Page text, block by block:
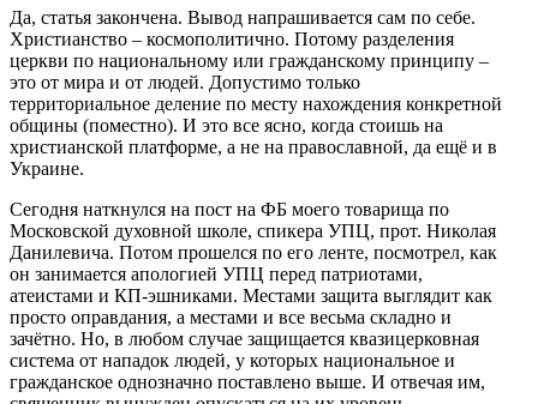
Да, статья закончена. Вывод напрашивается сам по себе.
Христианство – космополитично. Потому разделения
церкви по национальному или гражданскому принципу –
это от мира и от людей. Допустимо только
территориальное деление по месту нахождения конкретной
общины (поместно). И это все ясно, когда стоишь на
христианской платформе, а не на православной, да ещё и в
Украине.
Сегодня наткнулся на пост на ФБ моего товарища по
Московской духовной школе, спикера УПЦ, прот. Николая
Данилевича. Потом прошелся по его ленте, посмотрел, как
он занимается апологией УПЦ перед патриотами,
атеистами и КП-эшниками. Местами защита выглядит как
просто оправдания, а местами и все весьма складно и
зачётно. Но, в любом случае защищается квазицерковная
система от нападок людей, у которых национальное и
гражданское однозначно поставлено выше. И отвечая им,